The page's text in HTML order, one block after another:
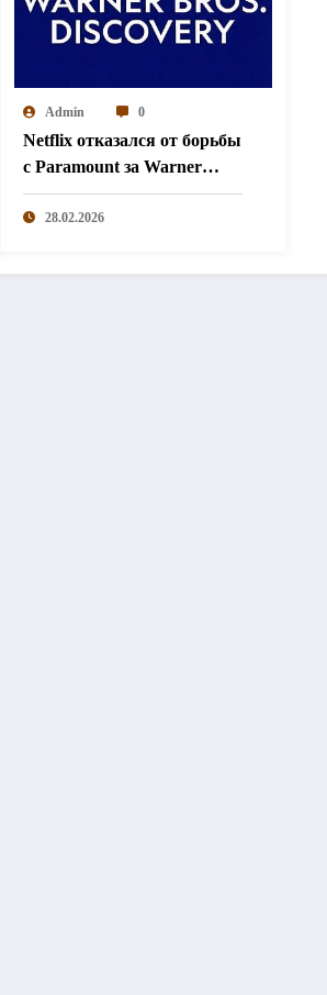
Admin 0
Netflix отказался от борьбы
с Paramount за Warner
Bros. Discovery
28.02.2026